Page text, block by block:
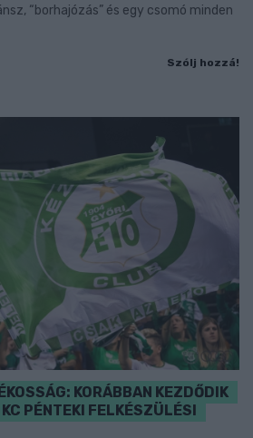
“borhajózás” és egy csomó minden
Szólj hozzá!
KORÁBBAN KEZDŐDIK
PÉNTEKI FELKÉSZÜLÉSI